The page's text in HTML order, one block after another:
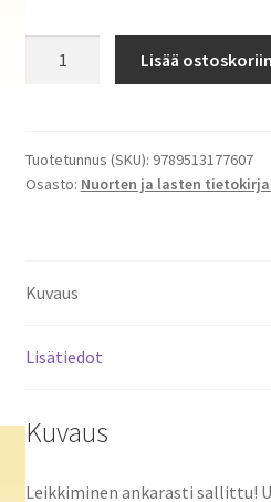
Lisää ostoskoriin
Tuotetunnus (SKU): 9789513177607
Osasto: Nuorten ja lasten
Kuvaus
Lisätiedot
Kuvaus
Leikkiminen ankarasti sallittu!